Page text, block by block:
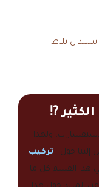
⁉️
ولهذا
إلينا حول
تركيب
هذا القسم كل ما